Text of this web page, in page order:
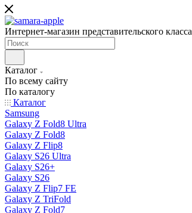
Интернет-магазин представительского класса
Каталог
По всему сайту
По каталогу
Каталог
Samsung
Galaxy Z Fold8 Ultra
Galaxy Z Fold8
Galaxy Z Flip8
Galaxy S26 Ultra
Galaxy S26+
Galaxy S26
Galaxy Z Flip7 FE
Galaxy Z TriFold
Galaxy Z Fold7